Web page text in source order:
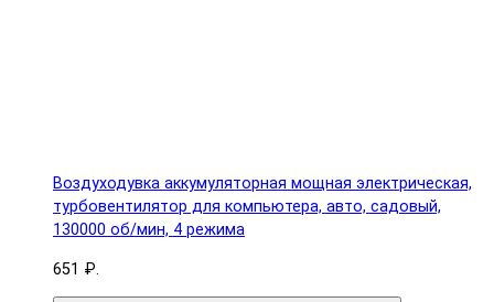
Воздуходувка аккумуляторная мощная электрическая,
турбовентилятор для компьютера, авто, садовый,
130000 об/мин, 4 режима
651 ₽.